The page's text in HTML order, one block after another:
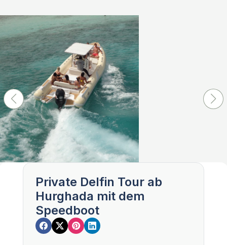
Private Delfin Tour ab
Hurghada mit dem
Speedboot